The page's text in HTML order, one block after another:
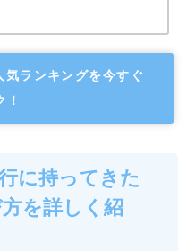
ランキングを今すぐ
！
に持ってきた
を詳しく紹